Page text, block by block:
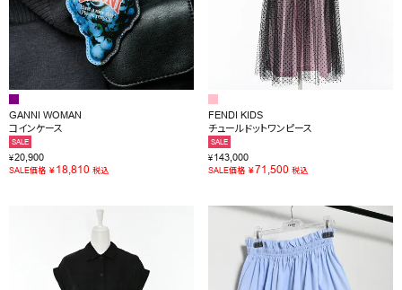
GANNI WOMAN
コインケース
SALE
¥20,900
SALE価格 ¥18,810 税込
FENDI KIDS
チュールドットワンピース
SALE
¥143,000
SALE価格 ¥71,500 税込